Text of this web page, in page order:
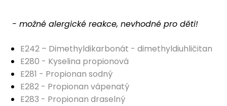
- možné alergické reakce, nevhodné pro děti!
E242 – Dimethyldikarbonát - dimethyldiuhličitan
E280 - Kyselina propionová
E281 - Propionan sodný
E282 - Propionan vápenatý
E283 - Propionan draselný